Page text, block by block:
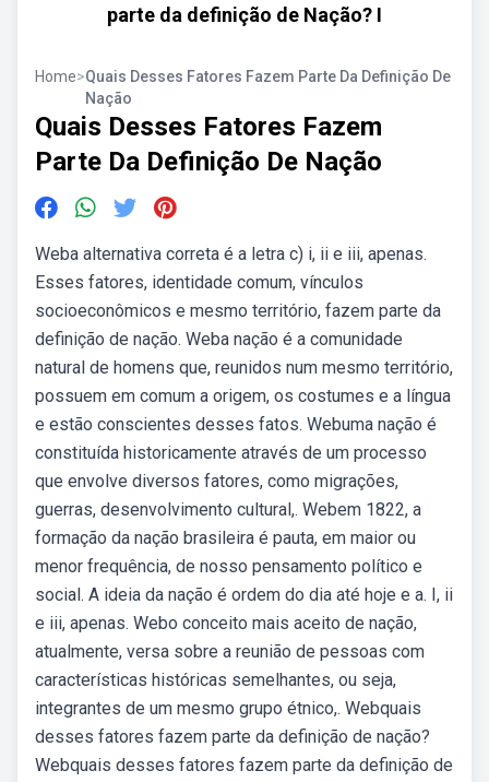
parte da definição de Nação? I
Home>Quais Desses Fatores Fazem Parte Da Definição De
Nação
Quais Desses Fatores Fazem
Parte Da Definição De Nação
Weba alternativa correta é a letra c) i, ii e iii, apenas.
Esses fatores, identidade comum, vínculos
socioeconômicos e mesmo território, fazem parte da
definição de nação. Weba nação é a comunidade
natural de homens que, reunidos num mesmo território,
possuem em comum a origem, os costumes e a língua
e estão conscientes desses fatos. Webuma nação é
constituída historicamente através de um processo
que envolve diversos fatores, como migrações,
guerras, desenvolvimento cultural,. Webem 1822, a
formação da nação brasileira é pauta, em maior ou
menor frequência, de nosso pensamento político e
social. A ideia da nação é ordem do dia até hoje e a. I, ii
e iii, apenas. Webo conceito mais aceito de nação,
atualmente, versa sobre a reunião de pessoas com
características históricas semelhantes, ou seja,
integrantes de um mesmo grupo étnico,. Webquais
desses fatores fazem parte da definição de nação?
Webquais desses fatores fazem parte da definição de